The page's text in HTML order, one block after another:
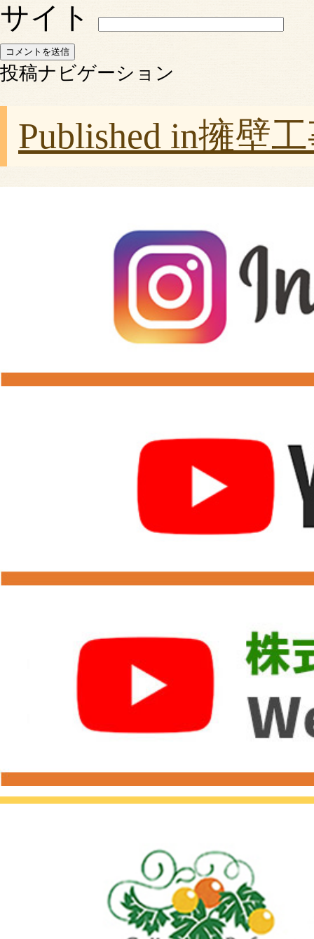
サイト
投稿ナビゲーション
Published in擁壁